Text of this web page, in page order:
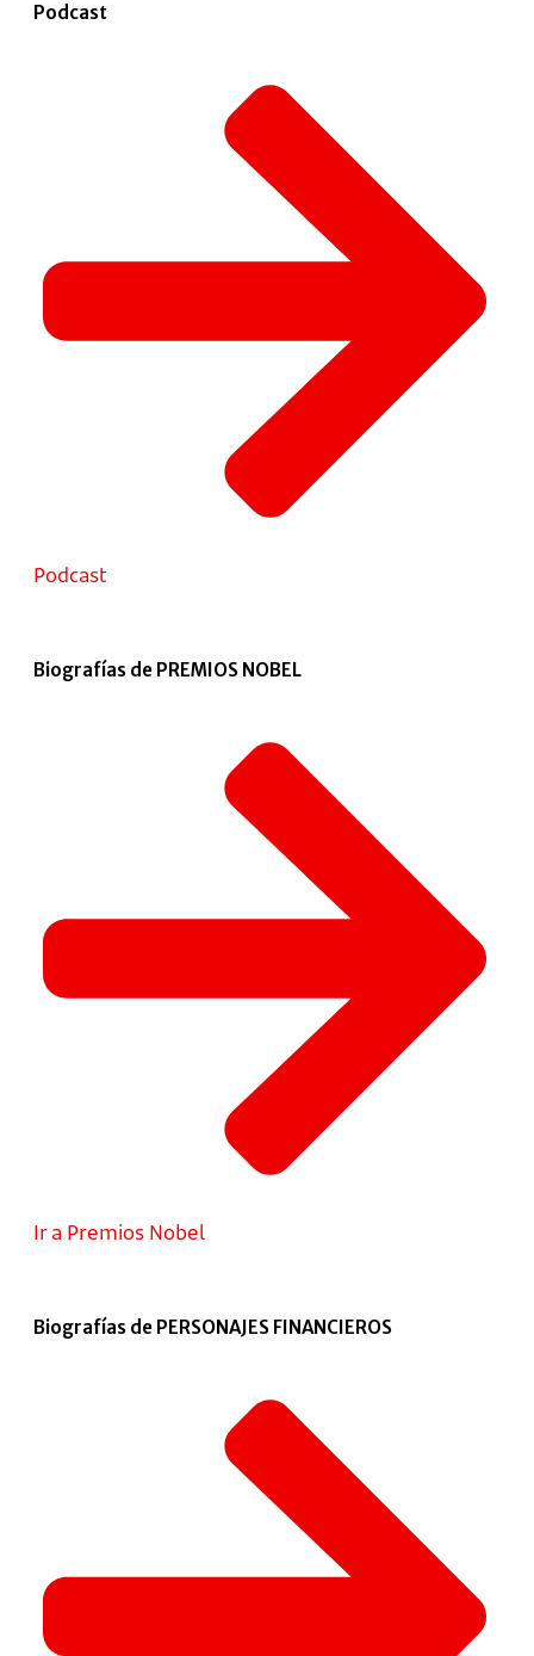
Podcast
Podcast
Biografías de PREMIOS NOBEL
Ir a Premios Nobel
Biografías de PERSONAJES FINANCIEROS